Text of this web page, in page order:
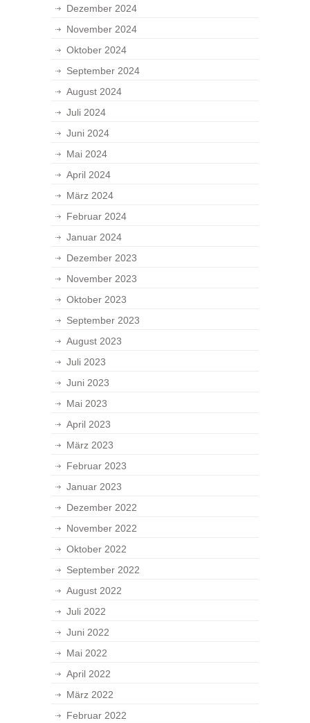
Dezember 2024
November 2024
Oktober 2024
September 2024
August 2024
Juli 2024
Juni 2024
Mai 2024
April 2024
März 2024
Februar 2024
Januar 2024
Dezember 2023
November 2023
Oktober 2023
September 2023
August 2023
Juli 2023
Juni 2023
Mai 2023
April 2023
März 2023
Februar 2023
Januar 2023
Dezember 2022
November 2022
Oktober 2022
September 2022
August 2022
Juli 2022
Juni 2022
Mai 2022
April 2022
März 2022
Februar 2022